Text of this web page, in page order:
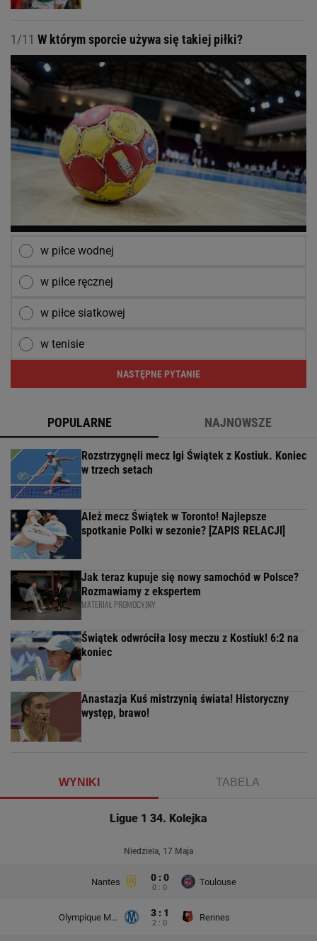
1/11 W którym sporcie używa się takiej piłki?
w piłce wodnej
w piłce ręcznej
w piłce siatkowej
w tenisie
NASTĘPNE PYTANIE
POPULARNE NAJNOWSZE
Rozstrzygnęli mecz Igi Świątek z Kostiuk. Koniec
w trzech setach
Ależ mecz Świątek w Toronto! Najlepsze
spotkanie Polki w sezonie? [ZAPIS RELACJI]
Jak teraz kupuje się nowy samochód w Polsce?
Rozmawiamy z ekspertem
MATERIAŁ PROMOCYJNY
Świątek odwróciła losy meczu z Kostiuk! 6:2 na
koniec
Anastazja Kuś mistrzynią świata! Historyczny
występ, brawo!
WYNIKI TABELA
Ligue 1 34. Kolejka
Niedziela, 17 Maja
Nantes 0 : 0
0 : 0
Toulouse
Olympique Marsylia 3 : 1
2 : 0
Rennes